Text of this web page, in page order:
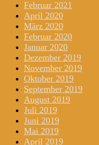
Februar 2021
April 2020
März 2020
Februar 2020
Januar 2020
Dezember 2019
November 2019
Oktober 2019
September 2019
August 2019
Juli 2019
Juni 2019
Mai 2019
April 2019